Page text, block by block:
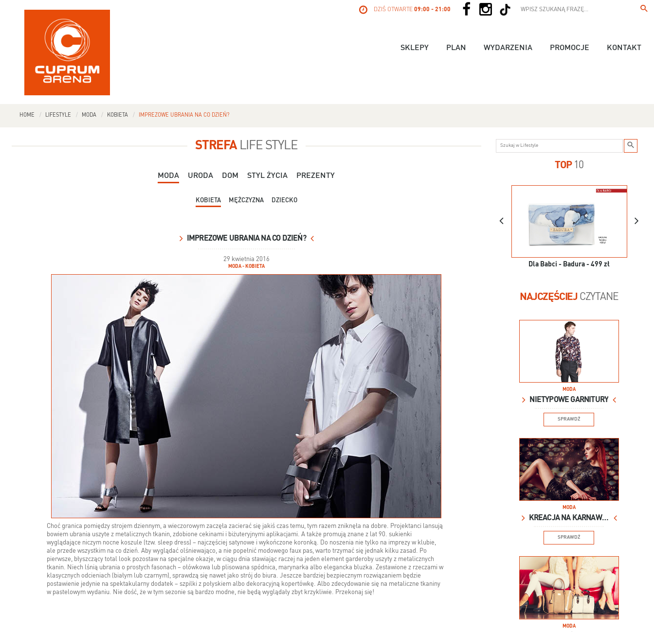
DZIŚ OTWARTE 09:00 - 21:00
SKLEPY PLAN WYDARZENIA PROMOCJE KONTAKT
HOME LIFESTYLE MODA KOBIETA IMPREZOWE UBRANIA NA CO DZIEŃ?
STREFALIFE STYLE
MODA URODA DOM STYL ŻYCIA PREZENTY
KOBIETA MĘŻCZYZNA DZIECKO
IMPREZOWE UBRANIA NA CO DZIEŃ?
29 kwietnia 2016
MODA - KOBIETA
Choć granica pomiędzy strojem dziennym, a wieczorowym zaczęła zacierać się jakiś czas temu, tym razem zniknęła na dobre. Projektanci lansują
bowiem ubrania uszyte z metalicznych tkanin, zdobione cekinami i biżuteryjnymi aplikacjami. A także promują znane z lat 90. sukienki
wyglądające niczym nocne koszule (tzw. sleep dress) – najczęściej satynowe i wykończone koronką. Do noszenia nie tylko na imprezy w klubie,
ale przede wszystkim na co dzień. Aby wyglądać olśniewająco, a nie popełnić modowego faux pas, warto trzymać się jednak kilku zasad. Po
pierwsze, błyszczący total look pozostaw na specjalne okazje, w ciągu dnia stawiając raczej na jeden element garderoby uszyty z metalicznych
tkanin. Niech lśnią ubrania o prostych fasonach – ołówkowa lub plisowana spódnica, marynarka albo elegancka bluzka. Zestawione z rzeczami w
klasycznych odcieniach (białym lub czarnym), sprawdzą się nawet jako strój do biura. Jeszcze bardziej bezpiecznym rozwiązaniem będzie
postawienie jedynie na spektakularny dodatek – szpilki z połyskiem albo dekoracyjną kopertówkę. Albo zdecydowanie się na metaliczne tkaniny
w pastelowym wydaniu. Nie dość, że w tym sezonie są bardzo modne, nie będą wyglądały zbyt krzykliwie. Przekonaj się!
TOP10
Dla Niej - Orsay - 119,99 zł
Dla Babci - Badura - 499 zł
NAJCZĘŚCIEJCZYTANE
MODA
NIETYPOWE GARNITURY
SPRAWDŹ
MODA
KREACJA NA KARNAWAŁ
SPRAWDŹ
MODA